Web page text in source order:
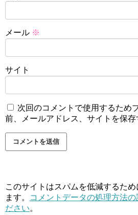
メール ※
サイト
次回のコメントで使用するため
前、メールアドレス、サイトを保存
このサイトはスパムを低減するた
ます。
コメントデータの処理方法の
ださい。